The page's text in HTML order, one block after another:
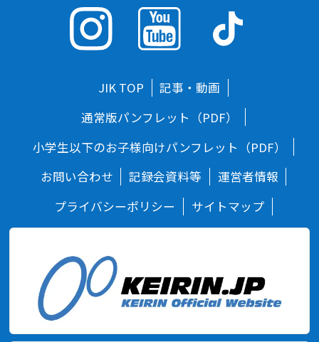
JIK TOP
記事・動画
通常版パンフレット（PDF）
小学生以下のお子様向けパンフレット（PDF）
お問い合わせ
記録会資料等
運営者情報
プライバシーポリシー
サイトマップ